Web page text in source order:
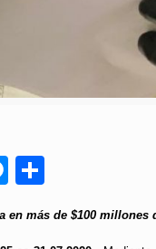
Messenger
en más de $100